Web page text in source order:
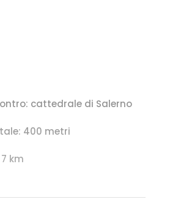
cattedrale di Salerno
400 metri
km